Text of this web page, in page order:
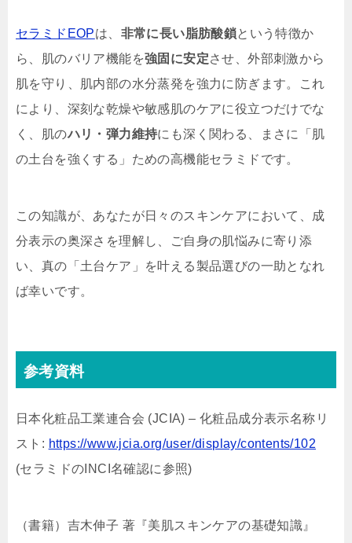
セラミドEOPは、 非常に長い脂肪酸鎖という特徴か
ら、肌のバリア機能を強固に安定させ、外部刺激から
肌を守り、肌内部の水分蒸発を強力に防ぎます。これ
により、深刻な乾燥や敏感肌のケアに役立つだけでな
く、肌のハリ・弾力維持にも深く関わる、まさに「肌
の土台を強くする」ための高機能セラミドです。
この知識が、あなたが日々のスキンケアにおいて、成
分表示の奥深さを理解し、ご自身の肌悩みに寄り添
い、真の「土台ケア」を叶える製品選びの一助となれ
ば幸いです。
参考資料
日本化粧品工業連合会 (JCIA) – 化粧品成分表示名称リ
スト: https://www.jcia.org/user/display/contents/102
(セラミドのINCI名確認に参照)
（書籍）吉木伸子 著『美肌スキンケアの基礎知識』